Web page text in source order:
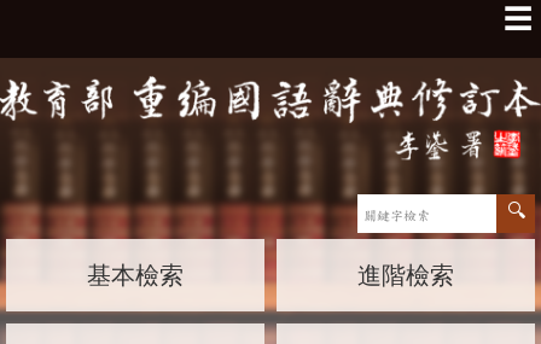
☰
基本檢索 進階檢索